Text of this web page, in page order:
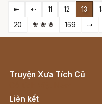
⇤ ⇠ 11 12 13
20
❀ ❀ ❀ 169 ⇢
Truyện Xưa Tích Cũ
Liên kết